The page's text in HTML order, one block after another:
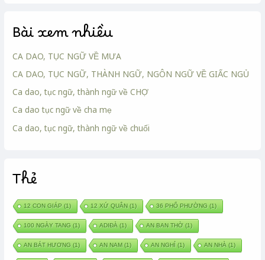
Bài xem nhiều
CA DAO, TỤC NGỮ VỀ MƯA
CA DAO, TỤC NGỮ, THÀNH NGỮ, NGÔN NGỮ VỀ GIẤC NGỦ
Ca dao, tục ngữ, thành ngữ về CHỢ
Ca dao tục ngữ về cha mẹ
Ca dao, tục ngữ, thành ngữ về chuối
Thẻ
12 CON GIÁP (1) 12 XỨ QUÂN (1) 36 PHỐ PHƯỜNG (1)
100 NGÀY TANG (1) ADIĐÀ (1) AN BAN THỜ(1)
AN BÁT HƯƠNG (1) AN NAM(1) AN NGHỈ (1) AN NHÀ (1)